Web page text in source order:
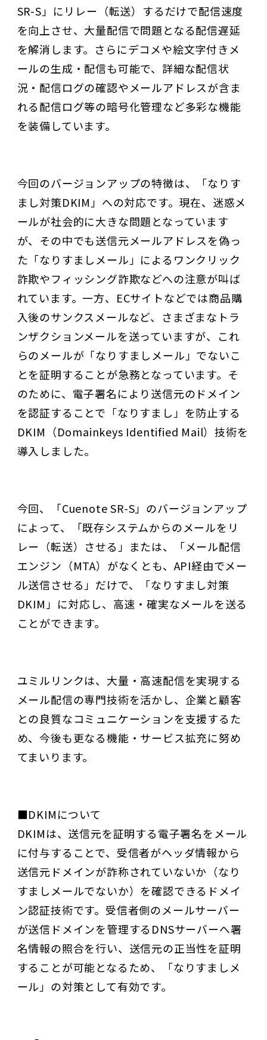
SR-S」にリレー（転送）するだけで配信速度
を向上させ、大量配信で問題となる配信遅延
を解消します。さらにデコメや絵文字付きメ
ールの生成・配信も可能で、詳細な配信状
況・配信ログの確認やメールアドレスが含ま
れる配信ログ等の暗号化管理など多彩な機能
を装備しています。
今回のバージョンアップの特徴は、「なりす
まし対策DKIM」への対応です。現在、迷惑メ
ールが社会的に大きな問題となっています
が、その中でも送信元メールアドレスを偽っ
た「なりすましメール」によるワンクリック
詐欺やフィッシング詐欺などへの注意が叫ば
れています。一方、ECサイトなどでは商品購
入後のサンクスメールなど、さまざまなトラ
ンザクションメールを送っていますが、これ
らのメールが「なりすましメール」でないこ
とを証明することが急務となっています。そ
のために、電子署名により送信元のドメイン
を認証することで「なりすまし」を防止する
DKIM（Domainkeys Identified Mail）技術を
導入しました。
今回、「Cuenote SR-S」のバージョンアップ
によって、「既存システムからのメールをリ
レー（転送）させる」または、「メール配信
エンジン（MTA）がなくとも、API経由でメー
ル送信させる」だけで、「なりすまし対策
DKIM」に対応し、高速・確実なメールを送る
ことができます。
ユミルリンクは、大量・高速配信を実現する
メール配信の専門技術を活かし、企業と顧客
との良質なコミュニケーションを支援するた
め、今後も更なる機能・サービス拡充に努め
てまいります。
■DKIMについて
DKIMは、送信元を証明する電子署名をメール
に付与することで、受信者がヘッダ情報から
送信元ドメインが詐称されていないか（なり
すましメールでないか）を確認できるドメイ
ン認証技術です。受信者側のメールサーバー
が送信ドメインを管理するDNSサーバーへ署
名情報の照合を行い、送信元の正当性を証明
することが可能となるため、「なりすましメ
ール」の対策として有効です。